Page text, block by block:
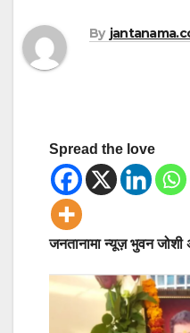
By
Spread the love
जनतानामा न्यूज़ भुवन जोशी